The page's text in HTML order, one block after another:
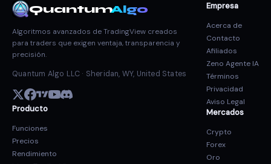
QuantumAlgo
Algoritmos avanzados de TradingView creados
para traders que exigen ventaja, transparencia y
precisión.
Quantum Algo LLC · Sheridan, WY, United States
Producto
Funciones
Precios
Rendimiento
Empresa
Acerca de
Contacto
Afiliados
Zeno Agente IA
Términos
Privacidad
Aviso Legal
Mercados
Crypto
Forex
Oro